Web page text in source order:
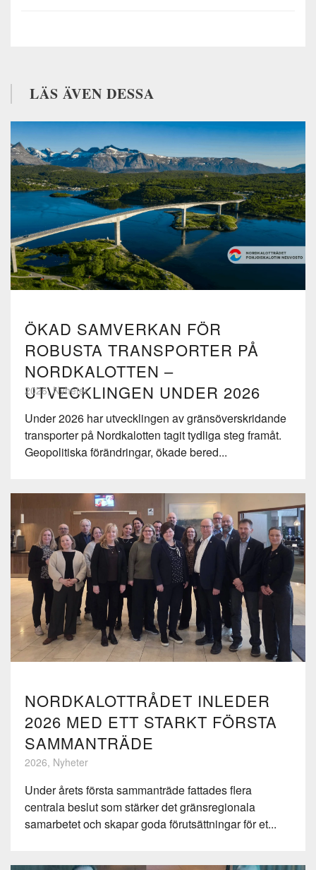
LÄS ÄVEN DESSA
ÖKAD SAMVERKAN FÖR
ROBUSTA TRANSPORTER PÅ
NORDKALOTTEN –
UTVECKLINGEN UNDER 2026
2026, Nyheter
Under 2026 har utvecklingen av gränsöverskridande
transporter på Nordkalotten tagit tydliga steg framåt.
Geopolitiska förändringar, ökade bered...
NORDKALOTTRÅDET INLEDER
2026 MED ETT STARKT FÖRSTA
SAMMANTRÄDE
2026, Nyheter
Under årets första sammanträde fattades flera
centrala beslut som stärker det gränsregionala
samarbetet och skapar goda förutsättningar för et...